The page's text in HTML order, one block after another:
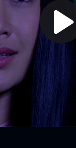
Play
Video